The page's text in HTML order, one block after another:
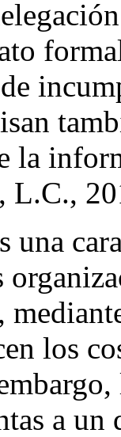
la
L.C.,
una
los
a